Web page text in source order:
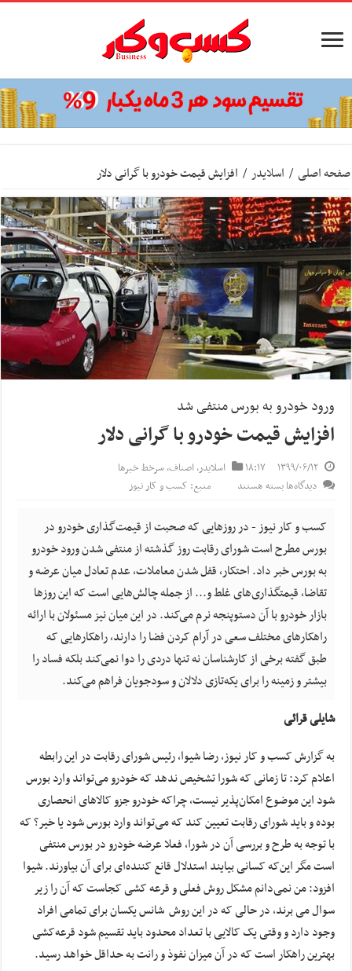
صفحه اصلی / اسلایدر / افزایش قیمت خودرو با گرانی دلار
ورود خودرو به بورس منتفی شد
افزایش قیمت خودرو با گرانی دلار
۱۳۹۹/۰۶/۱۲ ۱۸:۱۷ اسلایدر,اصناف,سرخط خبرها
دیدگاه‌هابرای
قیمت
خودرو
با
گرانی
دلار
بسته هستند منبع: کسب و کار نیوز
کسب و کار نیوز - در روزهایی که صحبت از قیمت‌گذاری خودرو در
بورس مطرح است شورای رقابت روز گذشته از منتفی شدن ورود خودرو
به بورس خبر داد. احتکار، قفل شدن معاملات، عدم تعادل میان عرضه و
تقاضا، قیمت‫گذاری‌های غلط و... از جمله چالش‌هایی است که این روز‌ها
بازار خودرو با آن دست‫وپنجه نرم می‌کند. در این میان نیز مسئولان با ارائه
راهکار‌های مختلف سعی در آرام کردن فضا را دارند، راهکار‌هایی که
طبق گفته برخی از کارشناسان نه تنها دردی را دوا نمی‌کند بلکه فساد را
بیشتر و زمینه را برای یکه‌تازی دلالان و سودجویان فراهم می‌کند.‬‬
شایلی قرائی
به گزارش کسب و کار نیوز، رضا شیوا، رئیس شورای رقابت در این رابطه
اعلام کرد: تا زمانی که شورا تشخیص ندهد که خودرو می‌تواند وارد بورس
شود این موضوع امکان‌پذیر نیست، چراکه خودرو جزو کالاهای انحصاری
بوده و باید شورای رقابت تعیین کند که می‌تواند وارد بورس شود یا خیر؟ که
با توجه به طرح و بررسی آن در شورا، فعلا عرضه خودرو در بورس منتفی
است مگر این‌که کسانی بیایند استدلال قانع کننده‌ای برای آن بیاورند. شیوا
افزود: من نمی‌دانم مشکل روش فعلی و قرعه کشی کجاست که آن را زیر
سوال می برند، در حالی که در این روش شانس یکسان برای تمامی افراد
وجود دارد و وقتی یک کالایی با تعداد محدود باید تقسیم شود قرعه‌کشی
بهترین راهکار است که در آن میزان نفوذ و رانت به حداقل خواهد رسید.